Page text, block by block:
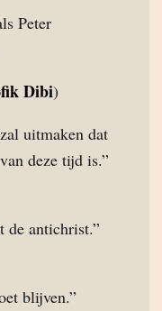
Peter
Dibi)
uitmaken dat
deze tijd is.”
de antichrist.”
blijven.”